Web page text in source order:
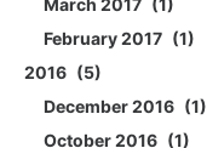
March 2017
1
February 2017
1
2016
5
December 2016
1
October 2016
1